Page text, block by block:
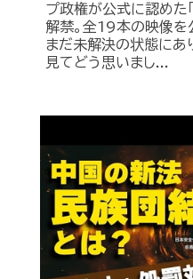
プ政権が公式に認め
解禁。全19本の映像を
まだ未解決の状態にあ
見てどう思いまし...